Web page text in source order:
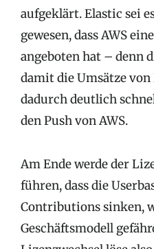
aufgeklärt. Elastic sei
gewesen, dass AWS
angeboten hat – denn
damit die Umsätze von
dadurch deutlich
den Push von AWS.
Am Ende werde der
führen, dass die
Contributions sinken,
Geschäftsmodell